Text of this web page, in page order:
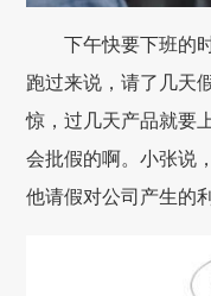
下午快要下班的
跑过来说，请了几天
惊，过几天产品就要
会批假的啊。小张说
他请假对公司产生的